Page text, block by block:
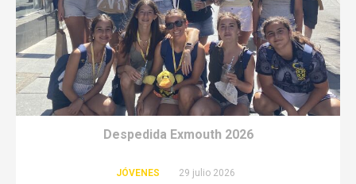
Despedida Exmouth 2026
JÓVENES 29 julio 2026